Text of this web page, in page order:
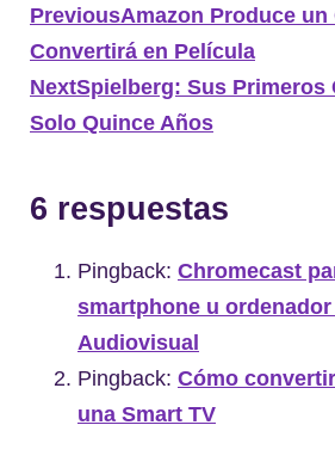
PreviousAmazon Produce un
Convertirá en Película
NextSpielberg: Sus Primeros
Solo Quince Años
6 respuestas
Pingback: Chromecast
smartphone u
Audiovisual
Pingback: Cómo
una Smart TV